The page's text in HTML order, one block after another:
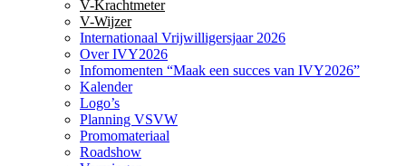
V-Krachtmeter
V-Wijzer
Internationaal Vrijwilligersjaar 2026
Over IVY2026
Infomomenten “Maak een succes van IVY2026”
Kalender
Logo’s
Planning VSVW
Promomateriaal
Roadshow